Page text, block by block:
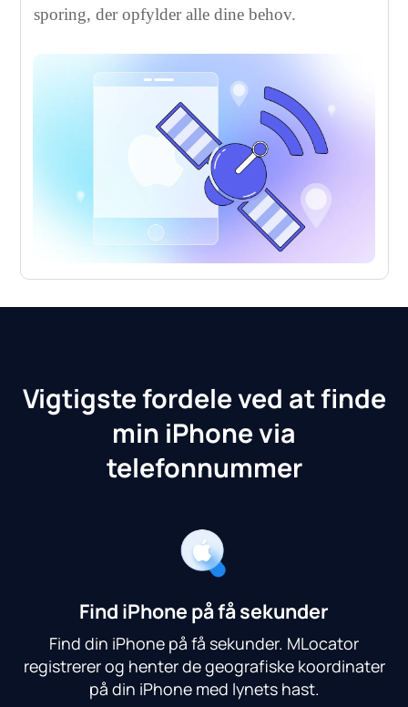
sporing, der opfylder alle dine behov.
Vigtigste fordele ved at finde
min iPhone via
telefonnummer
Find iPhone på få sekunder
Find din iPhone på få sekunder. MLocator
registrerer og henter de geografiske koordinater
på din iPhone med lynets hast.